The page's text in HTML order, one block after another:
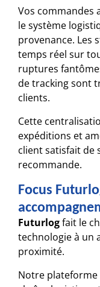
Vos commandes
le système
provenance. Les
temps réel sur
ruptures
de tracking sont
clients.
Cette
expéditions et
client satisfait de
recommande.
Focus
Futurlogfait le
technologie à un
proximité.
Notre plateforme